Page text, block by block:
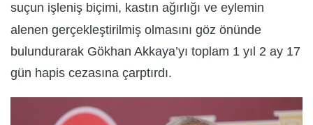
suçun işleniş biçimi, kastın ağırlığı ve eylemin
alenen gerçekleştirilmiş olmasını göz önünde
bulundurarak Gökhan Akkaya’yı toplam 1 yıl 2 ay 17
gün hapis cezasına çarptırdı.